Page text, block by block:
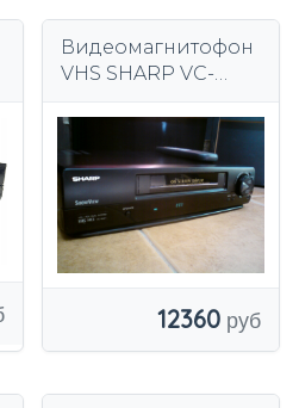
Видеомагнитофон
VHS SHARP VC-
видеомагнитофон,
пульт от
видеомагнитофон
а, ХОРОШЕЕ
СОСТОЯНИЕ.
12360